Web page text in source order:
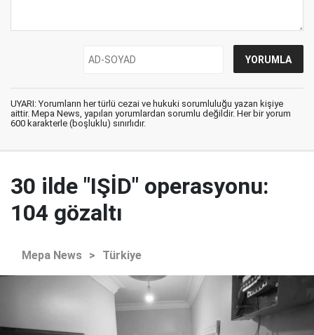
UYARI: Yorumların her türlü cezai ve hukuki sorumluluğu yazan kişiye
aittir. Mepa News, yapılan yorumlardan sorumlu değildir. Her bir yorum
600 karakterle (boşluklu) sınırlıdır.
30 ilde "IŞİD" operasyonu:
104 gözaltı
Mepa News > Türkiye